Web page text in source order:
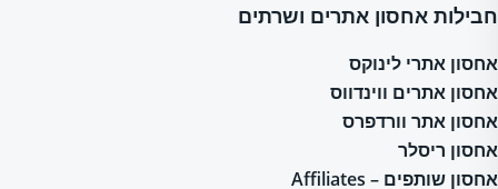
חבילות אחסון אתרים ושרתים
אחסון אתרי לינוקס
אחסון אתרים ווינדווס
אחסון אתר וורדפרס
אחסון ריסלר
אחסון שותפים – Affiliates